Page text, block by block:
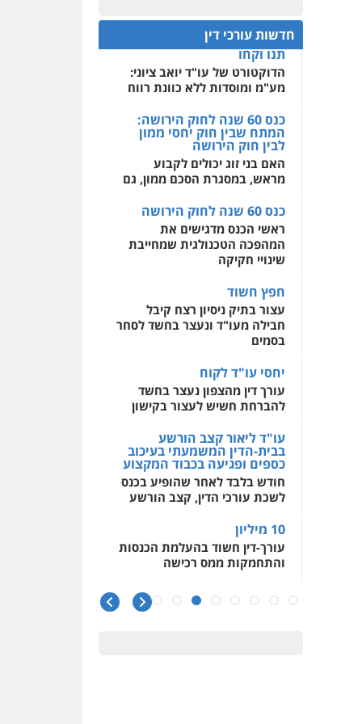
0522508109
אחסון אתרים
מהירות הגנה גיבוי
תמיכה שירותים מקצועיים
מרכז התחלה חדשה
אסירים עבירות מין
שירותים מקצועיים לעורכי
0544500346
חדשות עורכי דין
המתח שבין חוק יחסי ממון
לבין חוק הירושה
האם בני זוג יכולים לקבוע
מראש, במסגרת הסכם ממון, גם
ראשי הכנס מדגישים את
המהפכה הטכנולגית שמחייבת
שינויי חקיקה
חפץ חשוד
עצור בתיק ניסיון רצח קיבל
חבילה מעו"ד ונעצר בחשד לסחר
בסמים
יחסי עו"ד לקוח
עורך דין מהצפון נעצר בחשד
להברחת חשיש לעצור בקישון
עו"ד ליאור קצב הורשע
בבית-הדין המשמעתי בעיכוב
חודש בלבד לאחר שהופיע בכנס
לשכת עורכי הדין, קצב הורשע
עורך-דין חשוד בהעלמת הכנסות
והתחמקות ממס רכישה
קטינים בסביבה מנוכרת
"ניכור הורי מכת מדינה": איך
מתמודדים עם ההשלכות
ההרסניות של התופעה?
אלה המינויים
26 שופטים ורשמים נוספים